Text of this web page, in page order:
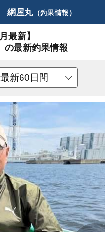
網屋丸（釣果情報）
最新】
の最新釣果情報